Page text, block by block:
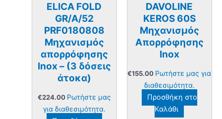
ELICA FOLD
GR/A/52
PRF0180808
Μηχανισμός
απορρόφησης
Inox – (3 δόσεις
άτοκα)
€224.00 Ρωτήστε μας
για διαθεσιμότητα.
DAVOLINE
KEROS 60S
Μηχανισμός
Απορρόφησης
Inox
€155.00 Ρωτήστε μας για
διαθεσιμότητα.
Προσθήκη στο
Καλάθι